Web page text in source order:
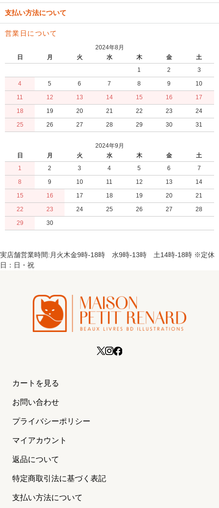
支払い方法について
営業日について
2024年8月
日
月 火 水 木 金
土
1
2
3
4
5 6 7 8 9
10
11
12 13 14 15 16
17
18
19 20 21 22 23
24
25
26 27 28 29 30 31
2024年9月
日
月 火 水 木 金
土
1
2 3 4 5 6
7
8
9 10 11 12 13
14
15
16 17 18 19 20
21
22
23 24 25 26 27
28
29
30
実店舗営業時間:月火木金9時-18時 水9時-13時 土14時-18時 ※定休
日：日・祝
カートを見る
お問い合わせ
プライバシーポリシー
マイアカウント
返品について
特定商取引法に基づく表記
支払い方法について